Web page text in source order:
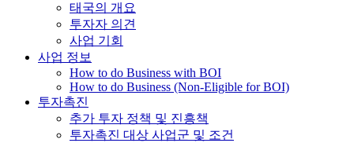
태국의 개요
투자자 의견
사업 기회
사업 정보
How to do Business with BOI
How to do Business (Non-Eligible for BOI)
투자촉진
추가 투자 정책 및 진흥책
투자촉진 대상 사업군 및 조건